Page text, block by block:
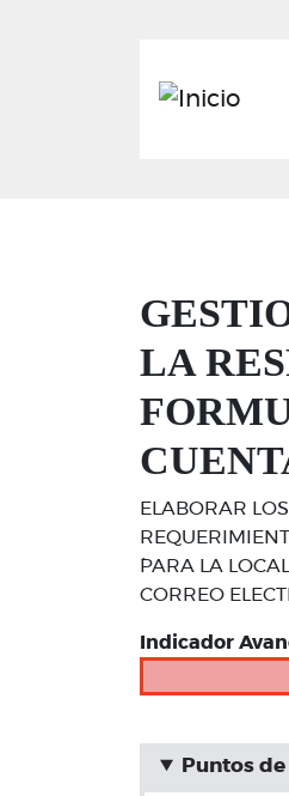
LA
ELABORAR
´PARA LA
CORREO
Indicador
Puntos